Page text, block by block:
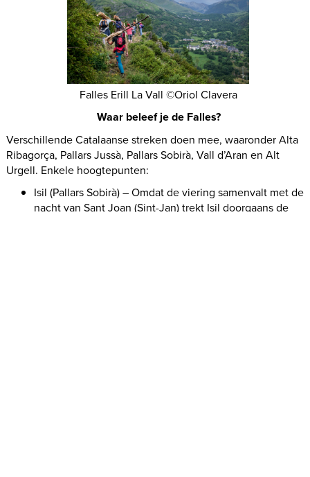
Falles Erill La Vall ©Oriol Clavera
Waar beleef je de Falles?
Verschillende Catalaanse streken doen mee, waaronder Alta
Ribagorça, Pallars Jussà, Pallars Sobirà, Vall d’Aran en Alt
Urgell. Enkele hoogtepunten:
Isil (Pallars Sobirà) – Omdat de viering samenvalt met de
nacht van Sant Joan (Sint-Jan) trekt Isil doorgaans de